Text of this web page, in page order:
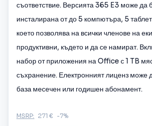
съответствие. Версията 365 E3 може да
инсталирана от до 5 компютъра, 5
което позволява на всички членове на
продуктивни, където и да се намират.
набор от приложения на Office с 1 TB
съхранение. Електронният лиценз може
база месечен или годишен абонамент.
MSRP: 271 € -7%